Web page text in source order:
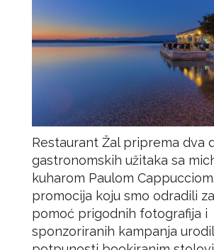
Restaurant Žal priprema dva
gastronomskih užitaka sa
kuharom Paulom
promocija koju smo odradili
pomoć prigodnih fotografija i
sponzoriranih kampanja